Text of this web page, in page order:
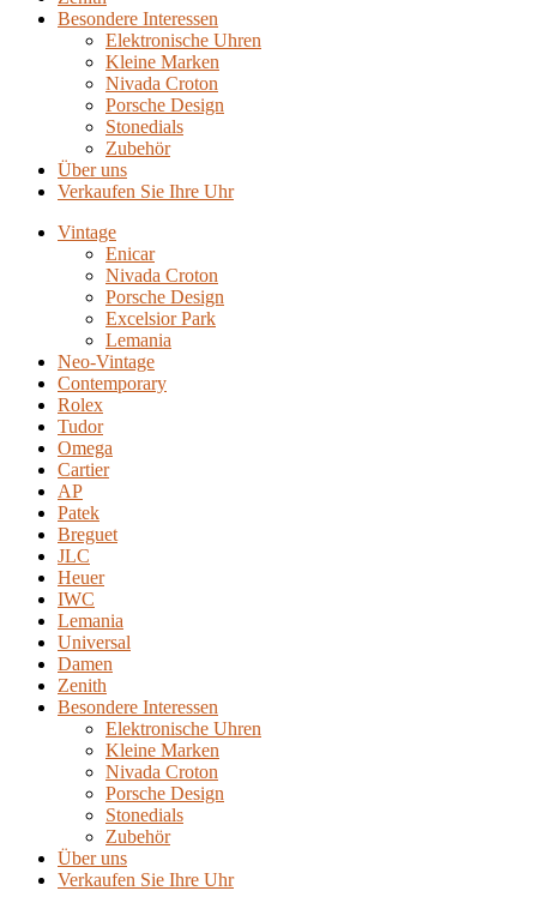
Besondere Interessen
Elektronische Uhren
Kleine Marken
Nivada Croton
Porsche Design
Stonedials
Zubehör
Über uns
Verkaufen Sie Ihre Uhr
Vintage
Enicar
Nivada Croton
Porsche Design
Excelsior Park
Lemania
Neo-Vintage
Contemporary
Rolex
Tudor
Omega
Cartier
AP
Patek
Breguet
JLC
Heuer
IWC
Lemania
Universal
Damen
Zenith
Besondere Interessen
Elektronische Uhren
Kleine Marken
Nivada Croton
Porsche Design
Stonedials
Zubehör
Über uns
Verkaufen Sie Ihre Uhr